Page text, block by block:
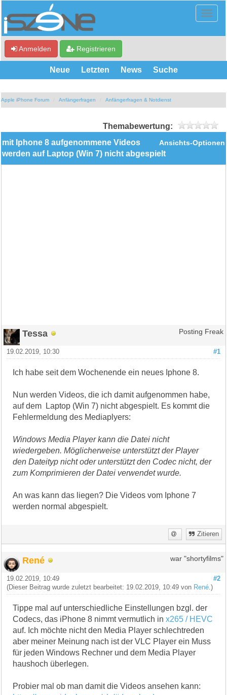
Anmelden Registrieren
Neue Letzten News Suche
Apple iPhone Forum Anfängerfragen Anfängerfragen & Notdienst
Themabewertung:
Ansichts-Optionen
mit Iphone 8 aufgenommene Videos
werden auf Laptop (Win 7) nicht abgespielt
Tessa Posting Freak
#1
19.02.2019, 10:30
Ich habe seit dem Wochenende ein neues Iphone 8.
Nun werden Videos, die ich damit aufgenommen habe,
auf dem Laptop (Win 7) nicht abgespielt. Es kommt die
Fehlermeldung des Mediaplyers:
Windows Media Player kann die Datei nicht
wiedergeben. Möglicherweise unterstützt der Player
den Dateityp nicht oder unterstützt den Codec nicht, der
zum Komprimieren der Datei verwendet wurde.
An was kann das liegen? Die Videos vom Iphone 7
werden normal abgespielt.
Zitieren
René war "shortyfilms"
#2
19.02.2019, 10:49
(Dieser Beitrag wurde zuletzt bearbeitet: 19.02.2019, 10:49 von René .)
Tippe mal auf unterschiedliche Einstellungen bzgl. der
Codecs, das iPhone 8 nimmt vermutlich inx265 / HEVC
auf. Ich möchte nicht den Media Player schlechtreden
aber meiner Meinung nach ist der VLC Player ein Muss
für jeden Windows Rechner und dem Media Player
haushoch überlegen.
Probier mal ob man damit die Videos ansehen kann: